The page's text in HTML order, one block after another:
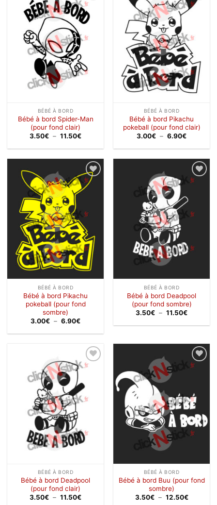
Ajouter
à la
wishlist
BÉBÉ À BORD
Bébé à bord Spider-Man
(pour fond clair)
3.50€ – 11.50€Plage
prix :
à
11.50€
Ajouter
BÉBÉ À BORD
Bébé à bord Pikachu
pokeball (pour fond clair)
3.00€ – 6.90€Plage
prix :
à
6.90€
Ajouter
à la
BÉBÉ À BORD
Bébé à bord Pikachu
pokeball (pour fond
sombre)
3.00€ – 6.90€Plage
prix :
6.90€
Ajouter
wishlist
BÉBÉ À BORD
Bébé à bord Deadpool
(pour fond sombre)
3.50€ – 11.50€Plage
prix :
11.50€
Ajouter
wishlist
BÉBÉ À BORD
Bébé à bord Deadpool
(pour fond clair)
3.50€ – 11.50€Plage
Ajouter
BÉBÉ À BORD
Bébé à bord Buu (pour fond
sombre)
3.50€ – 12.50€Plage